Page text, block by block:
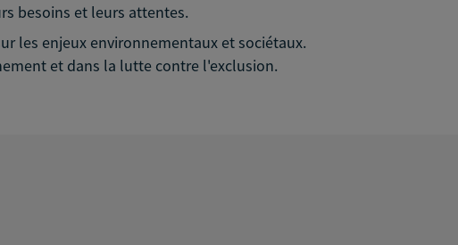
besoins et leurs attentes.
les enjeux environnementaux et sociétaux.
et dans la lutte contre l'exclusion.